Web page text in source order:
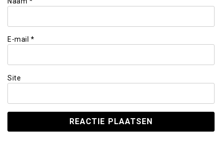
E-mail *
Site